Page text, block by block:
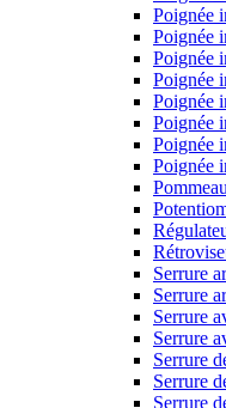
Poignée
Poignée
Poignée
Poignée
Poignée
Poignée
Poignée
Poignée
Serrure
Serrure
Serrure
Serrure
Serrure
Serrure
Serrure